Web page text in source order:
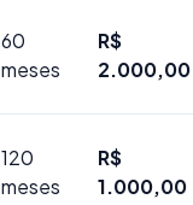
60
meses
R$
2.000,00
120
meses
R$
1.000,00